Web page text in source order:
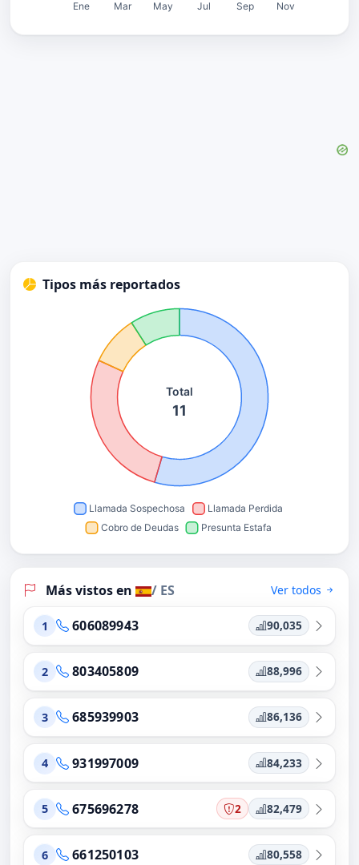
Tipos más reportados
Más vistos en / ES Ver todos
1 606089943 90,035
2 803405809 88,996
3 685939903 86,136
4 931997009 84,233
5 675696278 2 82,479
6 661250103 80,558